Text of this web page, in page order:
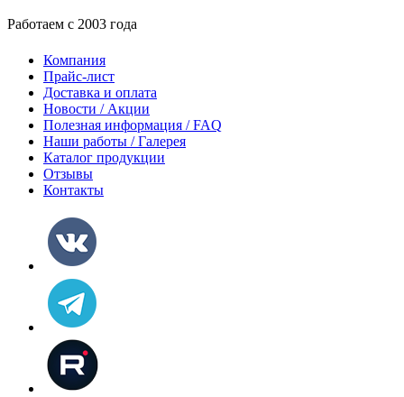
Работаем с 2003 года
Компания
Прайс-лист
Доставка и оплата
Новости / Акции
Полезная информация / FAQ
Наши работы / Галерея
Каталог продукции
Отзывы
Контакты